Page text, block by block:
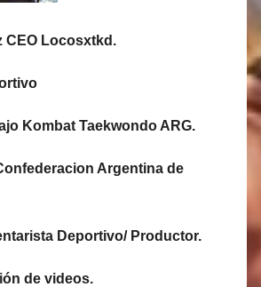
CEO Locosxtkd.
Kombat Taekwondo ARG.
Argentina de
Deportivo/ Productor.
de videos.